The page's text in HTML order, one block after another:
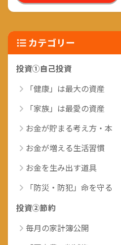
カテゴリー
投資①自己投資
「健康」は最大の資産
「家族」は最愛の資産
お金が貯まる考え方・本
お金が増える生活習慣
お金を生み出す道具
「防災・防犯」命を守る
投資②節約
毎月の家計簿公開